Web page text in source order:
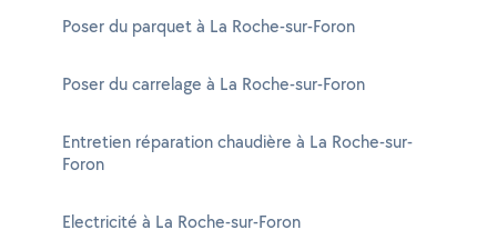
Poser du parquet à La Roche-sur-Foron
Poser du carrelage à La Roche-sur-Foron
Entretien réparation chaudière à La Roche-sur-
Foron
Electricité à La Roche-sur-Foron